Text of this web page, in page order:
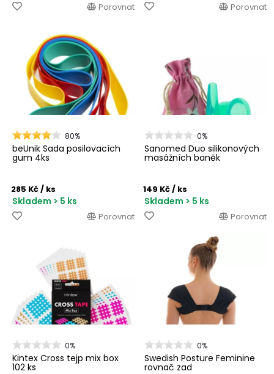
Porovnat Porovnat
80%
beUnik Sada posilovacích
gum 4ks
285 Kč/ ks
Skladem > 5 ks
Porovnat
0%
Sanomed Duo silikonových
masážních baněk
149 Kč/ ks
Skladem > 5 ks
Porovnat
0%
Kintex Cross tejp mix box
102 ks
0%
Swedish Posture Feminine
rovnač zad